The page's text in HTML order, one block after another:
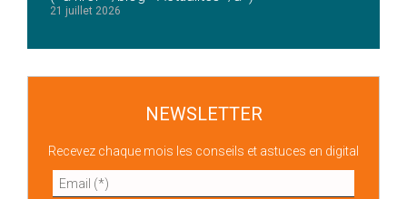
21 juillet 2026
NEWSLETTER
Recevez chaque mois les conseils et astuces en digital